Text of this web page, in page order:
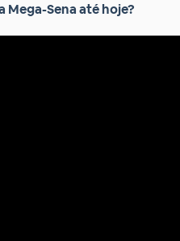
Mega-Sena até hoje?